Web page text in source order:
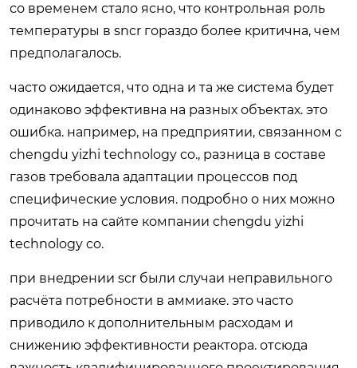
со временем стало ясно, что контрольная роль
температуры в sncr гораздо более критична, чем
предполагалось.
часто ожидается, что одна и та же система будет
одинаково эффективна на разных объектах. это
ошибка. например, на предприятии, связанном с
chengdu yizhi technology co., разница в составе
газов требовала адаптации процессов под
специфические условия. подробно о них можно
прочитать на сайте компании chengdu yizhi
technology co.
при внедрении scr были случаи неправильного
расчёта потребности в аммиаке. это часто
приводило к дополнительным расходам и
снижению эффективности реактора. отсюда